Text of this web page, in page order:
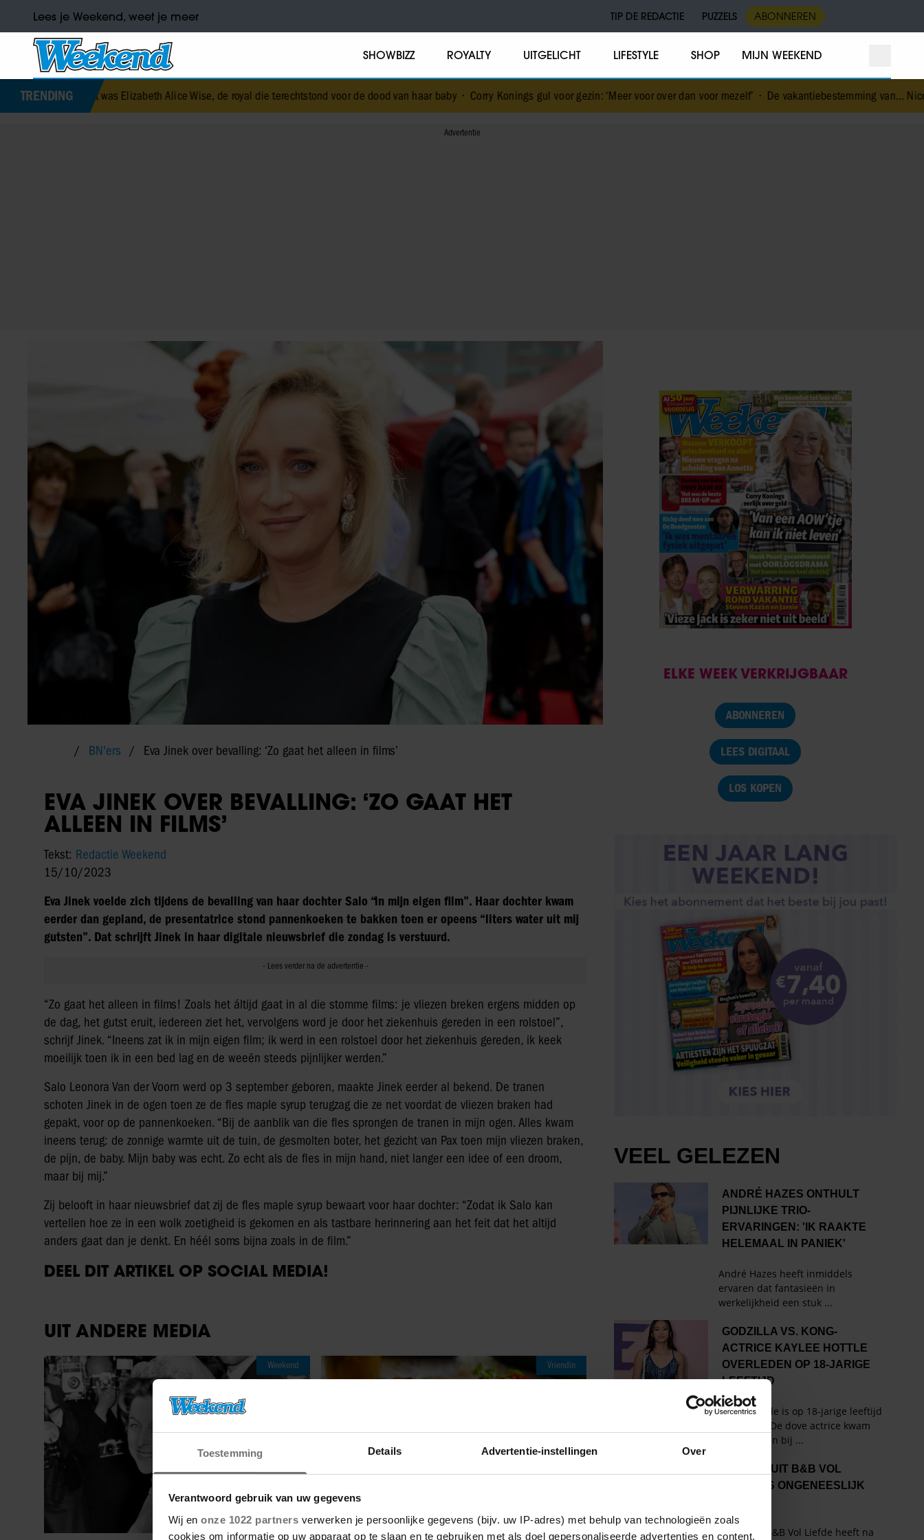
Toestemming Details Advertentie-instellingen Over
Verantwoord gebruik van uw gegevens
Wij en onze 1022 partners verwerken je persoonlijke gegevens (bijv. uw IP-adres) met behulp van technologieën zoals
cookies om informatie op uw apparaat op te slaan en te gebruiken met als doel gepersonaliseerde advertenties en content,
Lees je Weekend, weet je meer TIP DE REDACTIE PUZZELS ABONNEREN
SHOWBIZZ ROYALTY UITGELICHT LIFESTYLE SHOP MIJN WEEKEND
TRENDING
Dit was Elizabeth Alice Wise, de royal die terechtstond voor de dood van haar baby•Corry Konings gul voor gezin: ‘Meer voor over dan voor mezelf’•De vakantiebestemming van… Nicolette van Dam•
BN'ers Eva Jinek over bevalling: ‘Zo gaat het alleen in films’
EVA JINEK OVER BEVALLING: ‘ZO GAAT HET
ALLEEN IN FILMS’
Tekst: Redactie Weekend
15/10/2023
Eva Jinek voelde zich tijdens de bevalling van haar dochter Salo “in mijn eigen film”. Haar dochter kwam
eerder dan gepland, de presentatrice stond pannenkoeken te bakken toen er opeens “liters water uit mij
gutsten”. Dat schrijft Jinek in haar digitale nieuwsbrief die zondag is verstuurd.
“Zo gaat het alleen in films! Zoals het áltijd gaat in al die stomme films: je vliezen breken ergens midden op
de dag, het gutst eruit, iedereen ziet het, vervolgens word je door het ziekenhuis gereden in een rolstoel”,
schrijf Jinek. “Ineens zat ik in mijn eigen film; ik werd in een rolstoel door het ziekenhuis gereden, ik keek
moeilijk toen ik in een bed lag en de weeën steeds pijnlijker werden.”
Salo Leonora Van der Voorn werd op 3 september geboren, maakte Jinek eerder al bekend. De tranen
schoten Jinek in de ogen toen ze de fles maple syrup terugzag die ze net voordat de vliezen braken had
gepakt, voor op de pannenkoeken. “Bij de aanblik van die fles sprongen de tranen in mijn ogen. Alles kwam
ineens terug: de zonnige warmte uit de tuin, de gesmolten boter, het gezicht van Pax toen mijn vliezen braken,
de pijn, de baby. Mijn baby was echt. Zo echt als de fles in mijn hand, niet langer een idee of een droom,
maar bij mij.”
Zij belooft in haar nieuwsbrief dat zij de fles maple syrup bewaart voor haar dochter: “Zodat ik Salo kan
vertellen hoe ze in een wolk zoetigheid is gekomen en als tastbare herinnering aan het feit dat het altijd
anders gaat dan je denkt. En héél soms bijna zoals in de film.”
DEEL DIT ARTIKEL OP SOCIAL MEDIA!
UIT ANDERE MEDIA
Weekend Vriendin
ELKE WEEK VERKRIJGBAAR
ABONNEREN
LEES DIGITAAL
LOS KOPEN